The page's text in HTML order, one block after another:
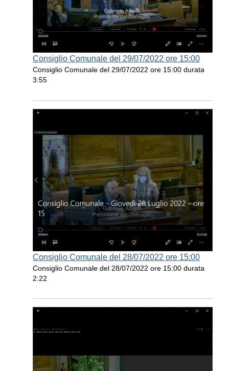
Consiglio Comunale del 29/07/2022 ore 15:00
Consiglio Comunale del 29/07/2022 ore 15:00 durata
3:55
Consiglio Comunale del 28/07/2022 ore 15:00
Consiglio Comunale del 28/07/2022 ore 15:00 durata
2:22